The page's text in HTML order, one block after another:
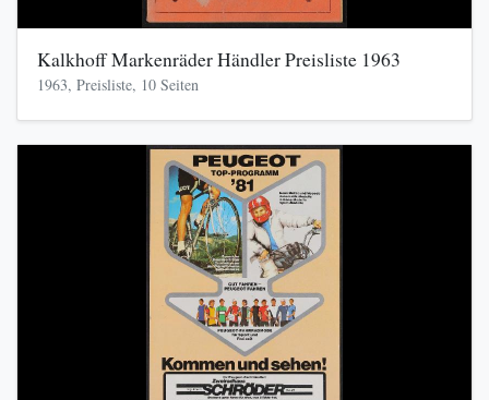
Kalkhoff Markenräder Händler Preisliste 1963
1963, Preisliste, 10 Seiten